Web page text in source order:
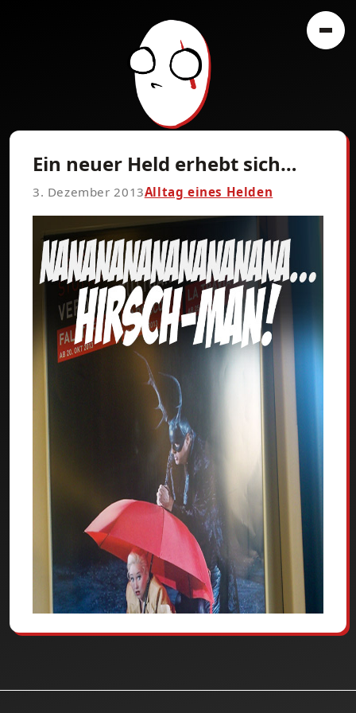
Ein neuer Held erhebt sich…
3. Dezember 2013Alltag eines Helden